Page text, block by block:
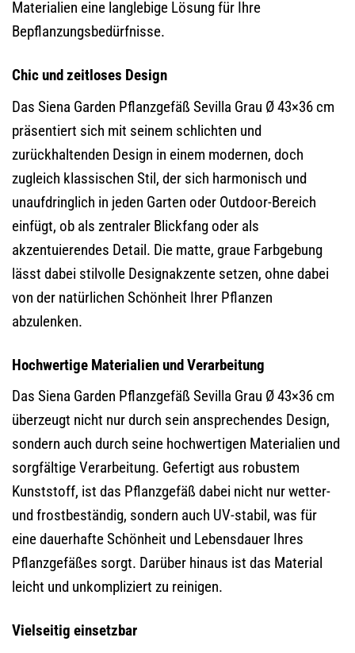
Materialien eine langlebige Lösung für Ihre
Bepflanzungsbedürfnisse.
Chic und zeitloses Design
Das Siena Garden Pflanzgefäß Sevilla Grau Ø 43×36 cm
präsentiert sich mit seinem schlichten und
zurückhaltenden Design in einem modernen, doch
zugleich klassischen Stil, der sich harmonisch und
unaufdringlich in jeden Garten oder Outdoor-Bereich
einfügt, ob als zentraler Blickfang oder als
akzentuierendes Detail. Die matte, graue Farbgebung
lässt dabei stilvolle Designakzente setzen, ohne dabei
von der natürlichen Schönheit Ihrer Pflanzen
abzulenken.
Hochwertige Materialien und Verarbeitung
Das Siena Garden Pflanzgefäß Sevilla Grau Ø 43×36 cm
überzeugt nicht nur durch sein ansprechendes Design,
sondern auch durch seine hochwertigen Materialien und
sorgfältige Verarbeitung. Gefertigt aus robustem
Kunststoff, ist das Pflanzgefäß dabei nicht nur wetter-
und frostbeständig, sondern auch UV-stabil, was für
eine dauerhafte Schönheit und Lebensdauer Ihres
Pflanzgefäßes sorgt. Darüber hinaus ist das Material
leicht und unkompliziert zu reinigen.
Vielseitig einsetzbar